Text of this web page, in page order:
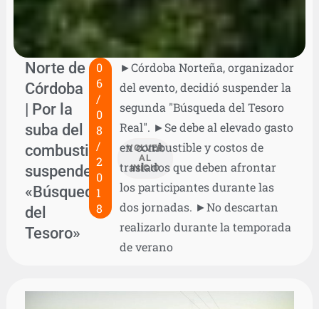
Norte de
Córdoba
| Por la
suba del
combustible
suspenden
«Búsqueda
del
Tesoro»
0
6
/
0
8
/
2
0
1
8
VOLVER
AL
INICIO
►Córdoba Norteña, organizador
del evento, decidió suspender la
segunda "Búsqueda del Tesoro
Real". ►Se debe al elevado gasto
en combustible y costos de
traslados que deben afrontar
los participantes durante las
dos jornadas. ►No descartan
realizarlo durante la temporada
de verano